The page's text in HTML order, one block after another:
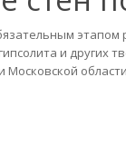
и других
Московской